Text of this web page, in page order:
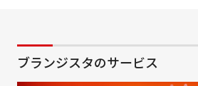
ブランジスタのサービス